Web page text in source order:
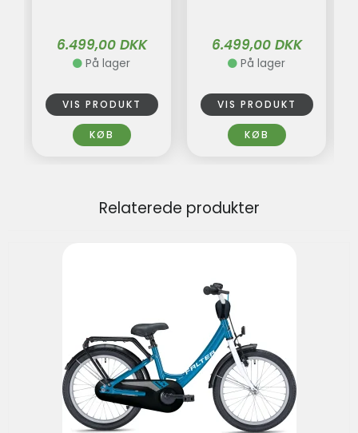
6.499,00 DKK
På lager
VIS PRODUKT
KØB
6.499,00 DKK
På lager
VIS PRODUKT
KØB
Relaterede produkter